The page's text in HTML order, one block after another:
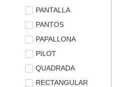
PANTALLA
PANTOS
PAPALLONA
PILOT
QUADRADA
RECTANGULAR